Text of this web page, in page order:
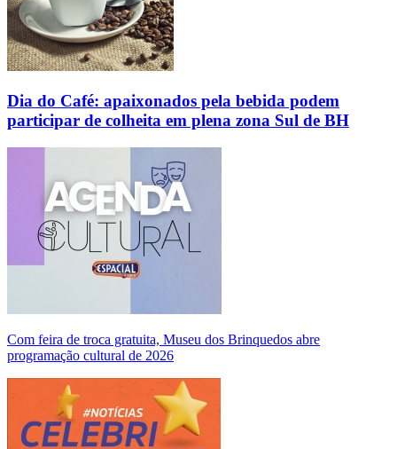
Dia do Café: apaixonados pela bebida podem
participar de colheita em plena zona Sul de BH
Com feira de troca gratuita, Museu dos Brinquedos abre
programação cultural de 2026